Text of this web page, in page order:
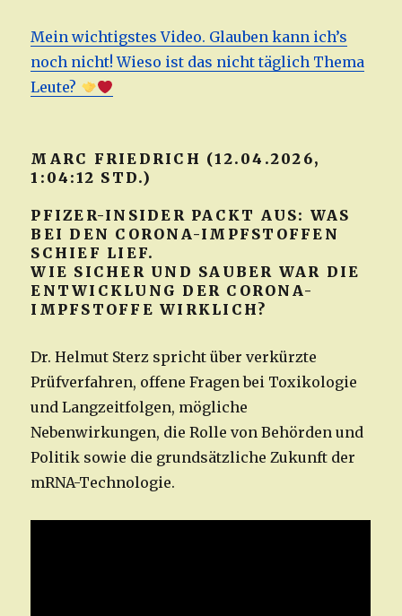
Mein wichtigstes Video. Glauben kann ich’s
noch nicht! Wieso ist das nicht täglich Thema
Leute?
MARC FRIEDRICH (12.04.2026,
1:04:12 STD.)
PFIZER-INSIDER PACKT AUS: WAS
BEI DEN CORONA-IMPFSTOFFEN
SCHIEF LIEF.
WIE SICHER UND SAUBER WAR DIE
ENTWICKLUNG DER CORONA-
IMPFSTOFFE WIRKLICH?
Dr. Helmut Sterz spricht über verkürzte
Prüfverfahren, offene Fragen bei Toxikologie
und Langzeitfolgen, mögliche
Nebenwirkungen, die Rolle von Behörden und
Politik sowie die grundsätzliche Zukunft der
mRNA-Technologie.